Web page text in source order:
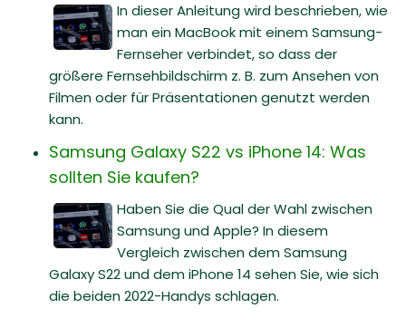
In dieser Anleitung wird beschrieben, wie
man ein MacBook mit einem Samsung-
Fernseher verbindet, so dass der
größere Fernsehbildschirm z. B. zum Ansehen von
Filmen oder für Präsentationen genutzt werden
kann.
Samsung Galaxy S22 vs iPhone 14: Was
sollten Sie kaufen?
Haben Sie die Qual der Wahl zwischen
Samsung und Apple? In diesem
Vergleich zwischen dem Samsung
Galaxy S22 und dem iPhone 14 sehen Sie, wie sich
die beiden 2022-Handys schlagen.